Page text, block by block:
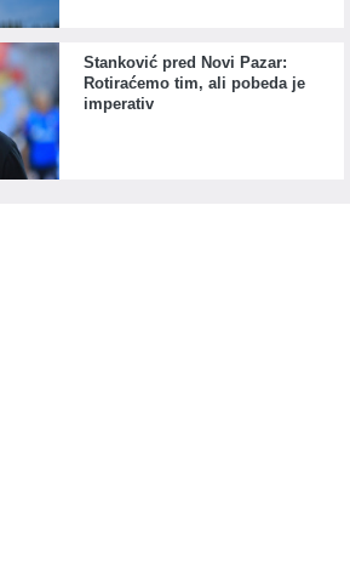
Stanković pred Novi Pazar:
Rotiraćemo tim, ali pobeda je
imperativ